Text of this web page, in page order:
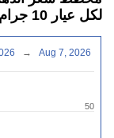
لكل عيار 10 جرام
50
→ Aug 7, 2026